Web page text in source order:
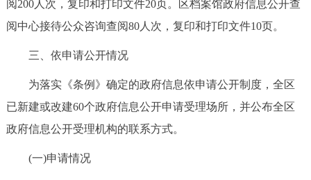
阅200人次，复印和打印文件20页。区档案馆政府信息公开查
阅中心接待公众咨询查阅80人次，复印和打印文件10页。
三、依申请公开情况
为落实《条例》确定的政府信息依申请公开制度，全区
已新建或改建60个政府信息公开申请受理场所，并公布全区
政府信息公开受理机构的联系方式。
(一)申请情况